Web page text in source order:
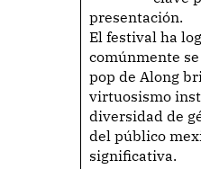
presentación.
El festival ha
comúnmente
pop de Along
virtuosismo
diversidad de
del público
significativa.